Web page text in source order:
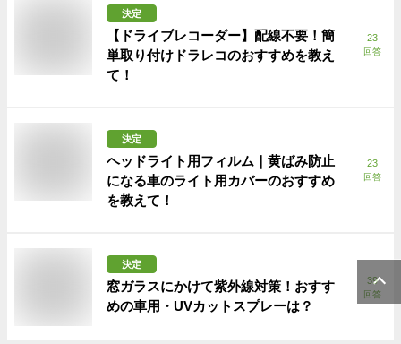
決定
【ドライブレコーダー】配線不要！簡
単取り付けドラレコのおすすめを教え
て！
23
回答
決定
ヘッドライト用フィルム｜黄ばみ防止
になる車のライト用カバーのおすすめ
を教えて！
23
回答
決定
窓ガラスにかけて紫外線対策！おすす
めの車用・UVカットスプレーは？
39
回答